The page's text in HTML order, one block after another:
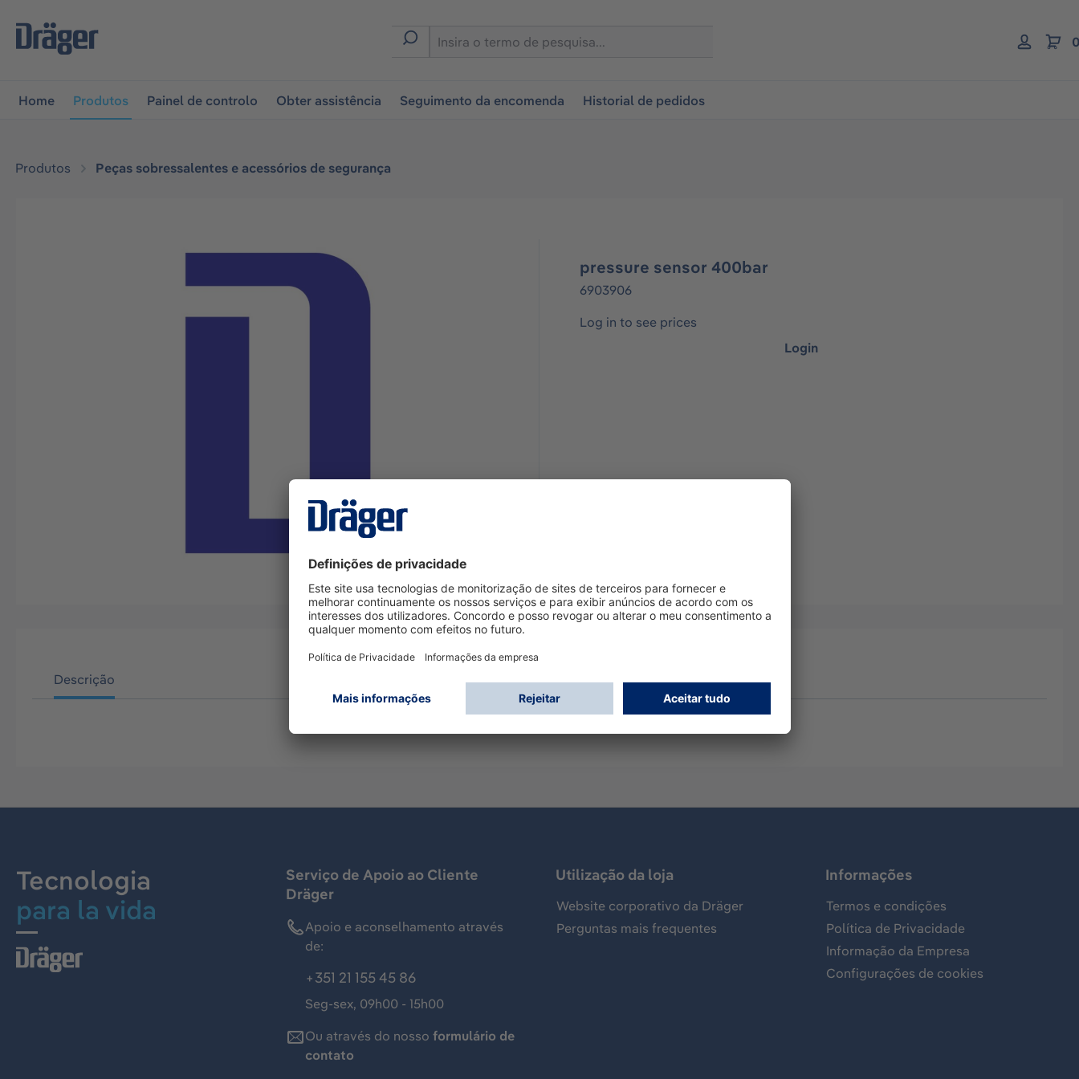
a navegação principal
Home Produtos Painel de controlo Obter assistência Seguimento da encomenda Historial de pedidos
Produtos Peças sobressalentes e acessórios de segurança
pressure sensor 400bar
6903906
Log in to see prices
Login
Descrição
Tecnologia
para la vida
Serviço de Apoio ao Cliente
Dräger
Apoio e aconselhamento através
de:
+351 21 155 45 86
Seg-sex, 09h00 - 15h00
Ou através do nosso formulário de
contato
Utilização da loja
Website corporativo da Dräger
Perguntas mais frequentes
Informações
Termos e condições
Política de Privacidade
Informação da Empresa
Configurações de cookies